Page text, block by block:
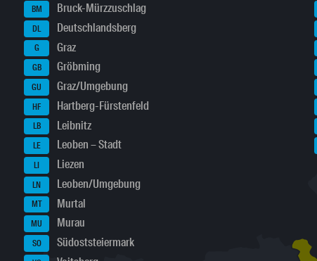
BM Bruck-Mürzzuschlag
DL Deutschlandsberg
G Graz
GB Gröbming
GU Graz/Umgebung
HF Hartberg-Fürstenfeld
LB Leibnitz
LE Leoben – Stadt
LI Liezen
LN Leoben/Umgebung
MT Murtal
MU Murau
SO Südoststeiermark